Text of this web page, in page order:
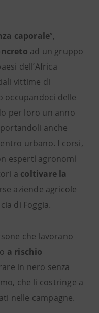
caporale”,
ad un gruppo
dell’Africa
vittime di
occupandoci delle
per loro un anno
anche
urbano. I corsi,
esperti agronomi
a coltivare la
aziende agricole
di Foggia.
che lavorano
a rischio
in nero senza
che li costringe a
nelle campagne.